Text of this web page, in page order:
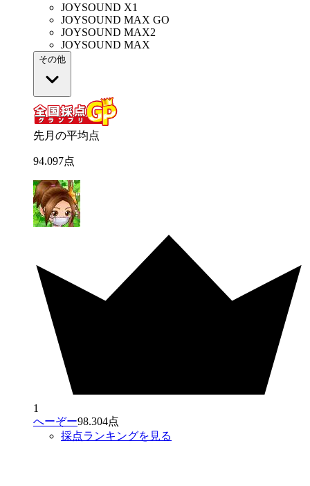
JOYSOUND X1
JOYSOUND MAX GO
JOYSOUND MAX2
JOYSOUND MAX
その他
先月の平均点
94.097点
1
へーぞー98.304点
採点ランキングを見る